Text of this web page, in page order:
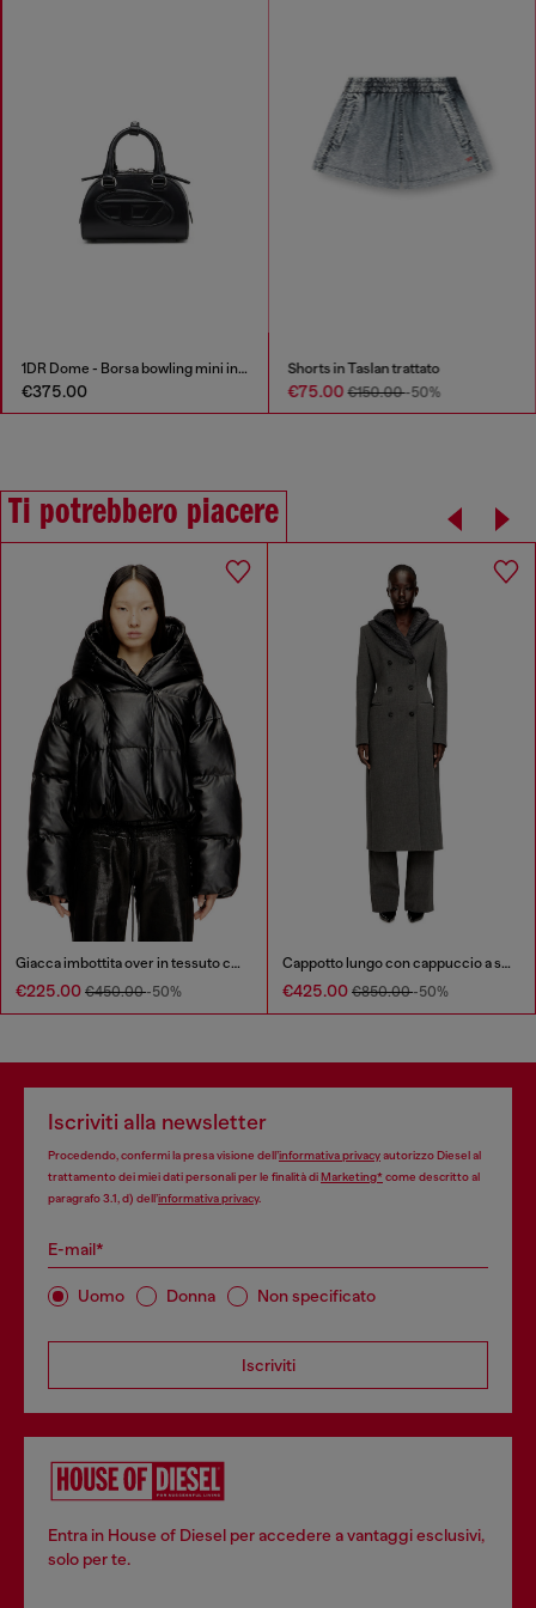
1DR Dome - Borsa bowling mini in pelle
€375.00
Shorts in Taslan trattato
€75.00€150.00-50%
Ti potrebbero piacere
Giacca imbottita over in tessuto coated
€225.00 €450.00-50%
Cappotto lungo con cappuccio a scialle
€425.00 €850.00-50%
Iscriviti alla newsletter
Procedendo, confermi la presa visione dell’informativa privacyautorizzo Diesel al
trattamento dei miei dati personali per le finalità diMarketing*come descritto al
paragrafo 3.1, d) dell’informativa privacy.
E-mail*
Uomo Donna Non specificato
Iscriviti
Entra in House of Diesel per accedere a vantaggi esclusivi,
solo per te.